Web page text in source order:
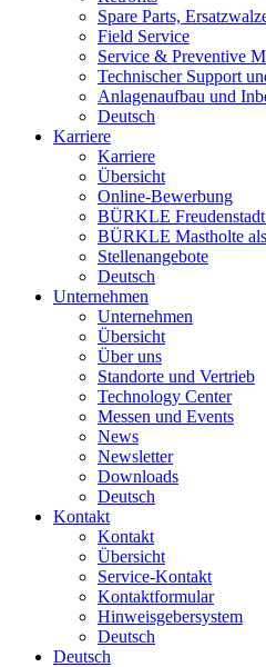
Spare Parts,
Field Service
Service & Preventive
Technischer Support
Anlagenaufbau und
Deutsch
Karriere
Karriere
Übersicht
Online-Bewerbung
BÜRKLE
BÜRKLE Mastholte
Stellenangebote
Deutsch
Unternehmen
Unternehmen
Übersicht
Über uns
Standorte und Vertrieb
Technology Center
Messen und Events
News
Newsletter
Downloads
Deutsch
Kontakt
Kontakt
Übersicht
Service-Kontakt
Kontaktformular
Hinweisgebersystem
Deutsch
Deutsch